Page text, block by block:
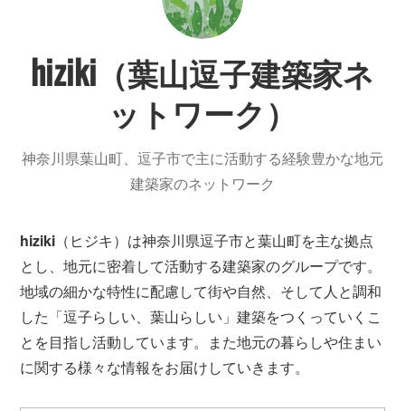
hiziki（葉山逗子建築家ネ
ットワーク）
神奈川県葉山町、逗子市で主に活動する経験豊かな地元
建築家のネットワーク
hiziki （ヒジキ）は神奈川県逗子市と葉山町を主な拠点
とし、地元に密着して活動する建築家のグループです。
地域の細かな特性に配慮して街や自然、そして人と調和
した「逗子らしい、葉山らしい」建築をつくっていくこ
とを目指し活動しています。また地元の暮らしや住まい
に関する様々な情報をお届けしていきます。